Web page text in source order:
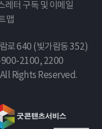
레터 구독 및 이메일
맵
로 640 (빛가람동 352)
900-2100, 2200
Rights Reserved.